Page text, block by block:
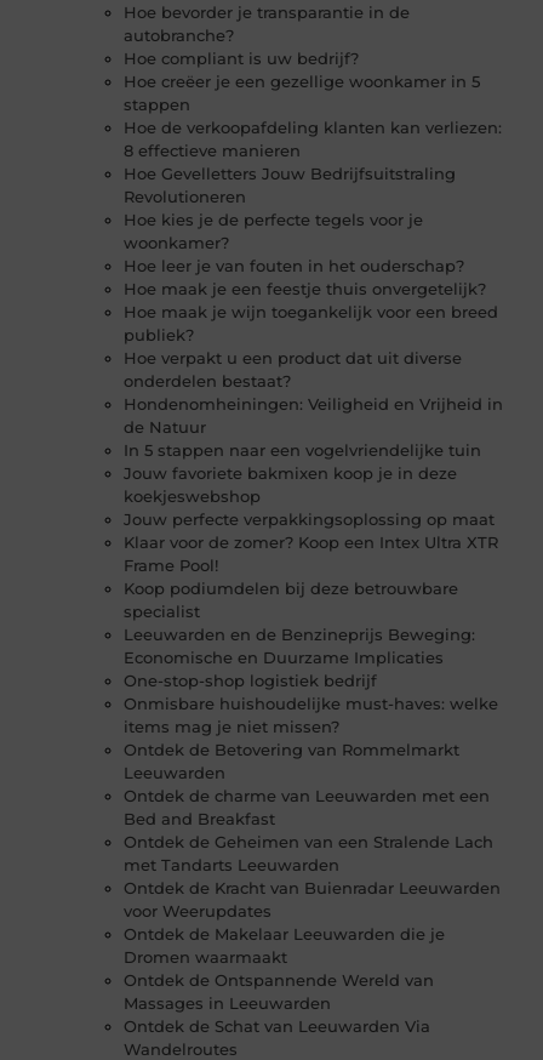
Hoe bevorder je transparantie in de
autobranche?
Hoe compliant is uw bedrijf?
Hoe creëer je een gezellige woonkamer in 5
stappen
Hoe de verkoopafdeling klanten kan verliezen:
8 effectieve manieren
Hoe Gevelletters Jouw Bedrijfsuitstraling
Revolutioneren
Hoe kies je de perfecte tegels voor je
woonkamer?
Hoe leer je van fouten in het ouderschap?
Hoe maak je een feestje thuis onvergetelijk?
Hoe maak je wijn toegankelijk voor een breed
publiek?
Hoe verpakt u een product dat uit diverse
onderdelen bestaat?
Hondenomheiningen: Veiligheid en Vrijheid in
de Natuur
In 5 stappen naar een vogelvriendelijke tuin
Jouw favoriete bakmixen koop je in deze
koekjeswebshop
Jouw perfecte verpakkingsoplossing op maat
Klaar voor de zomer? Koop een Intex Ultra XTR
Frame Pool!
Koop podiumdelen bij deze betrouwbare
specialist
Leeuwarden en de Benzineprijs Beweging:
Economische en Duurzame Implicaties
One-stop-shop logistiek bedrijf
Onmisbare huishoudelijke must-haves: welke
items mag je niet missen?
Ontdek de Betovering van Rommelmarkt
Leeuwarden
Ontdek de charme van Leeuwarden met een
Bed and Breakfast
Ontdek de Geheimen van een Stralende Lach
met Tandarts Leeuwarden
Ontdek de Kracht van Buienradar Leeuwarden
voor Weerupdates
Ontdek de Makelaar Leeuwarden die je
Dromen waarmaakt
Ontdek de Ontspannende Wereld van
Massages in Leeuwarden
Ontdek de Schat van Leeuwarden Via
Wandelroutes